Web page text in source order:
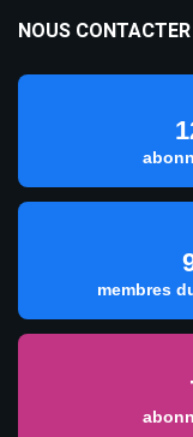
NOUS CONTACTER
membres